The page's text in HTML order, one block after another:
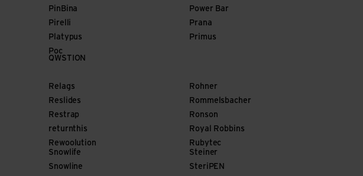
PinBina
Pirelli
Platypus
Poc
Power Bar
Prana
Primus
QWSTION
Relags
Reslides
Restrap
returnthis
Rewoolution
Rohner
Rommelsbacher
Ronson
Royal Robbins
Rubytec
Snowlife
Snowline
Steiner
SteriPEN